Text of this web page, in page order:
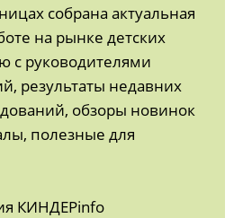
собрана актуальная
на рынке детских
с руководителями
результаты недавних
обзоры новинок
полезные для
КИНДЕРinfo